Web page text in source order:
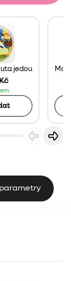
jedou